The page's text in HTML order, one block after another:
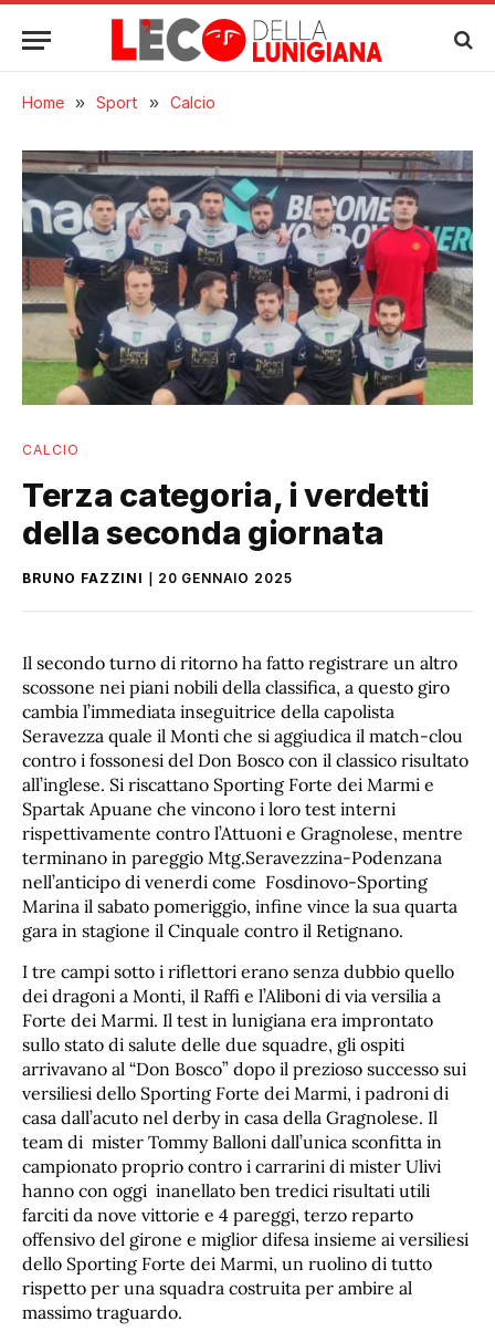
Home » Sport » Calcio
CALCIO
Terza categoria, i verdetti
della seconda giornata
BRUNO FAZZINI 20 GENNAIO 2025
Il secondo turno di ritorno ha fatto registrare un altro
scossone nei piani nobili della classifica, a questo giro
cambia l’immediata inseguitrice della capolista
Seravezza quale il Monti che si aggiudica il match-clou
contro i fossonesi del Don Bosco con il classico risultato
all’inglese. Si riscattano Sporting Forte dei Marmi e
Spartak Apuane che vincono i loro test interni
rispettivamente contro l’Attuoni e Gragnolese, mentre
terminano in pareggio Mtg.Seravezzina-Podenzana
nell’anticipo di venerdi come Fosdinovo-Sporting
Marina il sabato pomeriggio, infine vince la sua quarta
gara in stagione il Cinquale contro il Retignano.
I tre campi sotto i riflettori erano senza dubbio quello
dei dragoni a Monti, il Raffi e l’Aliboni di via versilia a
Forte dei Marmi. Il test in lunigiana era improntato
sullo stato di salute delle due squadre, gli ospiti
arrivavano al “Don Bosco” dopo il prezioso successo sui
versiliesi dello Sporting Forte dei Marmi, i padroni di
casa dall’acuto nel derby in casa della Gragnolese. Il
team di mister Tommy Balloni dall’unica sconfitta in
campionato proprio contro i carrarini di mister Ulivi
hanno con oggi inanellato ben tredici risultati utili
farciti da nove vittorie e 4 pareggi, terzo reparto
offensivo del girone e miglior difesa insieme ai versiliesi
dello Sporting Forte dei Marmi, un ruolino di tutto
rispetto per una squadra costruita per ambire al
massimo traguardo.